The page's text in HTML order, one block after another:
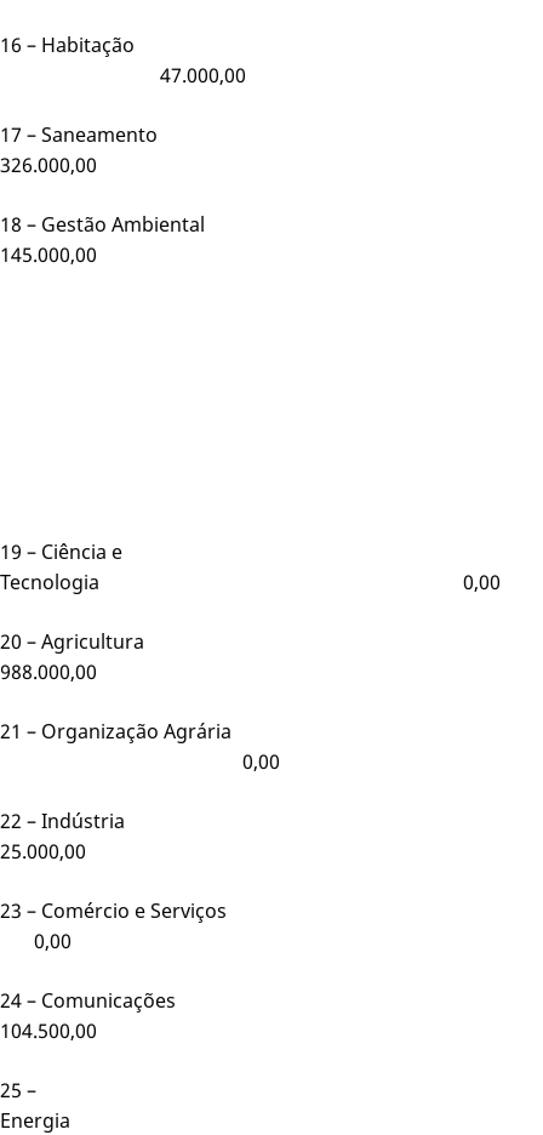
16 – Habitação
47.000,00
17 – Saneamento
326.000,00
18 – Gestão Ambiental
145.000,00
19 – Ciência e
Tecnologia 0,00
20 – Agricultura
988.000,00
21 – Organização Agrária
0,00
22 – Indústria
25.000,00
23 – Comércio e
0,00
24 – Comunicações
104.500,00
25 –
Energia